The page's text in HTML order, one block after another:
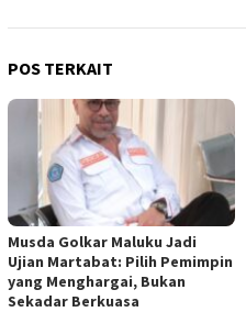
POS TERKAIT
Musda Golkar Maluku Jadi
Ujian Martabat: Pilih Pemimpin
yang Menghargai, Bukan
Sekadar Berkuasa